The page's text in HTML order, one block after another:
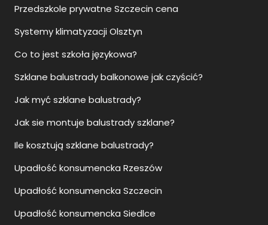
Systemy klimatyzacji Olsztyn
Co to jest szkoła językowa?
Szklane balustrady balkonowe jak czyścić?
Jak myć szklane balustrady?
Jak sie montuje balustrady szklane?
Ile kosztują szklane balustrady?
Upadłość konsumencka Rzeszów
Upadłość konsumencka Szczecin
Upadłość konsumencka Siedlce
Moda ślubna damska Szczecin